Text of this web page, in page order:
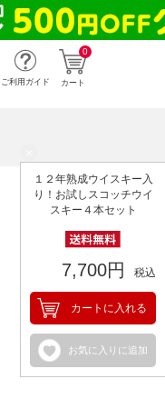
0
カート
ご利用ガイド
１２年熟成ウイスキー入
り！お試しスコッチウイ
スキー４本セット
7,700円 税込
カートに入れる
お気に入りに追加